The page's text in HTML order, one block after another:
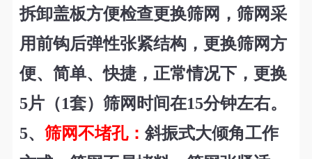
拆卸盖板方便检查更换筛网，筛网采
用前钩后弹性张紧结构，更换筛网方
便、简单、快捷，正常情况下，更换
5片（1套）筛网时间在15分钟左右。
5、 筛网不堵孔：斜振式大倾角工作